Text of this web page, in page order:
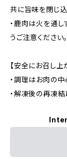
共に旨味を閉じ
・鹿肉は火を通し
うご注意ください。
【安全にお召し上
・調理はお肉の
・解凍後の再凍結